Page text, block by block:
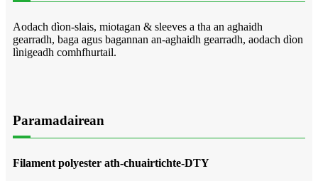
Aodach dìon-slais, miotagan & sleeves a tha an aghaidh
gearradh, baga agus bagannan an-aghaidh gearradh, aodach dìon
lìnigeadh comhfhurtail.
Paramadairean
Filament polyester ath-chuairtichte-DTY